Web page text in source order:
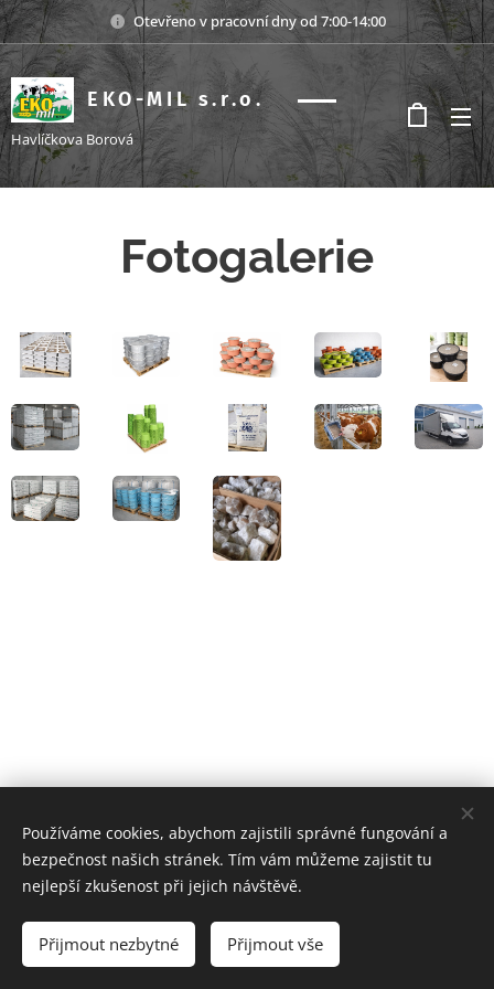
Otevřeno v pracovní dny od 7:00-14:00
EKO-MIL s.r.o.
s.r.o.
Havlíčkova Borová
Fotogalerie
© 2026 Všechna práva vyhrazena
Cookies
Používáme cookies, abychom zajistili správné fungování a
bezpečnost našich stránek. Tím vám můžeme zajistit tu
nejlepší zkušenost při jejich návštěvě.
Přijmout nezbytné Přijmout vše